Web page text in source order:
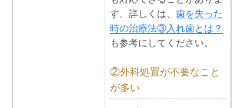
す。詳しくは、 歯を失った
時の治療法③入れ歯とは？
も参考にしてください。
②外科処置が不要なこと
が多い